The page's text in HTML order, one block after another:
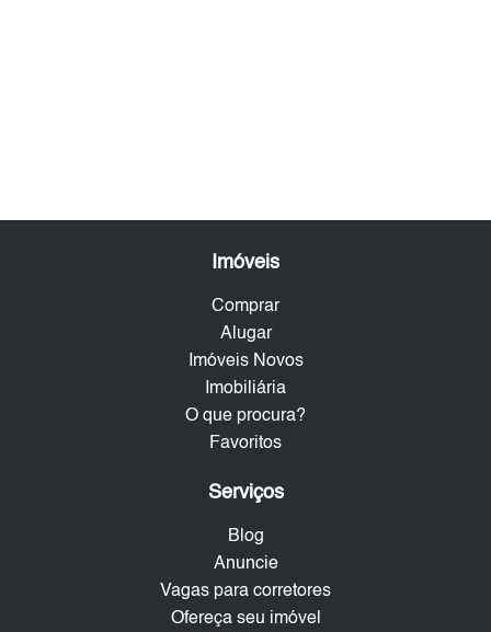
Imóveis
Comprar
Alugar
Imóveis Novos
Imobiliária
O que procura?
Favoritos
Serviços
Blog
Anuncie
Vagas para corretores
Ofereça seu imóvel